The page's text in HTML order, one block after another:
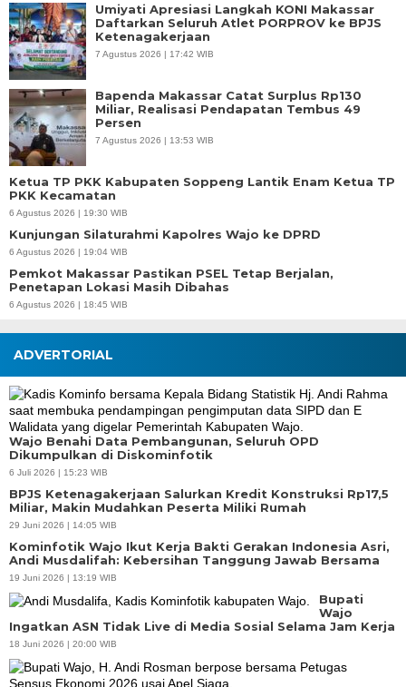
Umiyati Apresiasi Langkah KONI Makassar
Daftarkan Seluruh Atlet PORPROV ke BPJS
Ketenagakerjaan
7 Agustus 2026 | 17:42 WIB
Bapenda Makassar Catat Surplus Rp130
Miliar, Realisasi Pendapatan Tembus 49
Persen
7 Agustus 2026 | 13:53 WIB
Ketua TP PKK Kabupaten Soppeng Lantik Enam Ketua TP
PKK Kecamatan
6 Agustus 2026 | 19:30 WIB
Kunjungan Silaturahmi Kapolres Wajo ke DPRD
6 Agustus 2026 | 19:04 WIB
Pemkot Makassar Pastikan PSEL Tetap Berjalan,
Penetapan Lokasi Masih Dibahas
6 Agustus 2026 | 18:45 WIB
ADVERTORIAL
Wajo Benahi Data Pembangunan, Seluruh OPD
Dikumpulkan di Diskominfotik
6 Juli 2026 | 15:23 WIB
BPJS Ketenagakerjaan Salurkan Kredit Konstruksi Rp17,5
Miliar, Makin Mudahkan Peserta Miliki Rumah
29 Juni 2026 | 14:05 WIB
Kominfotik Wajo Ikut Kerja Bakti Gerakan Indonesia Asri,
Andi Musdalifah: Kebersihan Tanggung Jawab Bersama
19 Juni 2026 | 13:19 WIB
Bupati
Wajo
Ingatkan ASN Tidak Live di Media Sosial Selama Jam Kerja
18 Juni 2026 | 20:00 WIB